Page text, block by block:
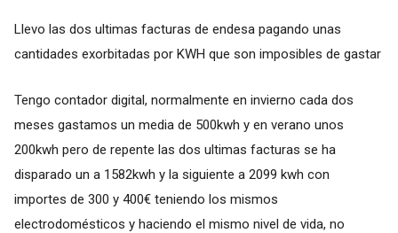
Llevo las dos ultimas facturas de endesa pagando unas
cantidades exorbitadas por KWH que son imposibles de gastar
Tengo contador digital, normalmente en invierno cada dos
meses gastamos un media de 500kwh y en verano unos
200kwh pero de repente las dos ultimas facturas se ha
disparado un a 1582kwh y la siguiente a 2099 kwh con
importes de 300 y 400€ teniendo los mismos
electrodomésticos y haciendo el mismo nivel de vida, no